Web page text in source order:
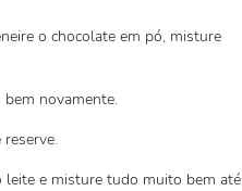
o chocolate em pó, misture
novamente.
leite e misture tudo muito bem até